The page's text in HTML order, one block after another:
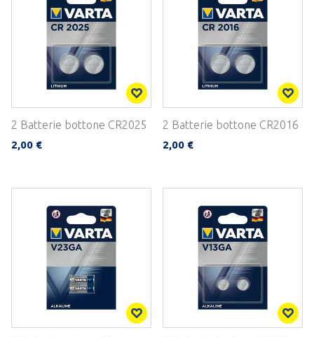
2 Batterie bottone CR2025
2,00 €
2 Batterie bottone CR2016
2,00 €